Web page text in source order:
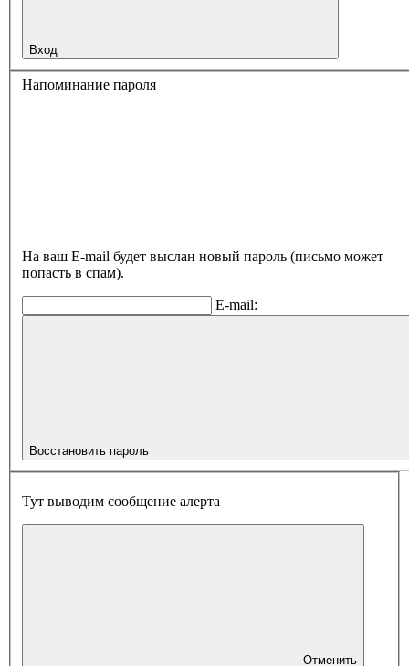
Вход
Напоминание пароля
На ваш E-mail будет выслан новый пароль (письмо может
попасть в спам).
E-mail:
Восстановить пароль
Тут выводим сообщение алерта
Отменить